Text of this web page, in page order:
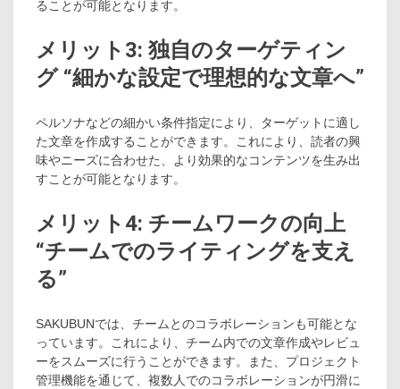
ることが可能となります。
メリット3: 独自のターゲティン
グ “細かな設定で理想的な文章へ”
ペルソナなどの細かい条件指定により、ターゲットに適し
た文章を作成することができます。これにより、読者の興
味やニーズに合わせた、より効果的なコンテンツを生み出
すことが可能となります。
メリット4: チームワークの向上
“チームでのライティングを支え
る”
SAKUBUNでは、チームとのコラボレーションも可能とな
っています。これにより、チーム内での文章作成やレビュ
ーをスムーズに行うことができます。また、プロジェクト
管理機能を通じて、複数人でのコラボレーションが円滑に